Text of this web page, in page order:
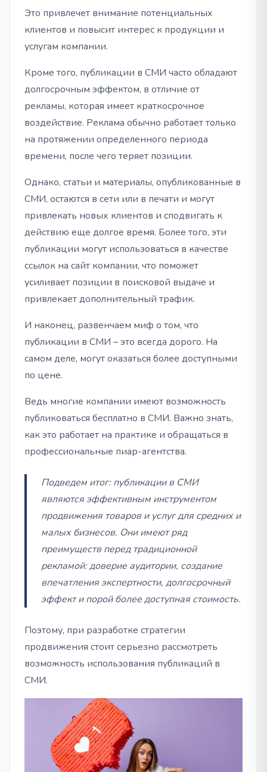
Это привлечет внимание потенциальных
клиентов и повысит интерес к продукции и
услугам компании.
Кроме того, публикации в СМИ часто обладают
долгосрочным эффектом, в отличие от
рекламы, которая имеет краткосрочное
воздействие. Реклама обычно работает только
на протяжении определенного периода
времени, после чего теряет позиции.
Однако, статьи и материалы, опубликованные в
СМИ, остаются в сети или в печати и могут
привлекать новых клиентов и сподвигать к
действию еще долгое время. Более того, эти
публикации могут использоваться в качестве
ссылок на сайт компании, что поможет
усиливает позиции в поисковой выдаче и
привлекает дополнительный трафик.
И наконец, развенчаем миф о том, что
публикации в СМИ – это всегда дорого. На
самом деле, могут оказаться более доступными
по цене.
Ведь многие компании имеют возможность
публиковаться бесплатно в СМИ. Важно знать,
как это работает на практике и обращаться в
профессиональные пиар-агентства.
Подведем итог: публикации в СМИ
являются эффективным инструментом
продвижения товаров и услуг для средних и
малых бизнесов. Они имеют ряд
преимуществ перед традиционной
рекламой: доверие аудитории, создание
впечатления экспертности, долгосрочный
эффект и порой более доступная стоимость.
Поэтому, при разработке стратегии
продвижения стоит серьезно рассмотреть
возможность использования публикаций в
СМИ.